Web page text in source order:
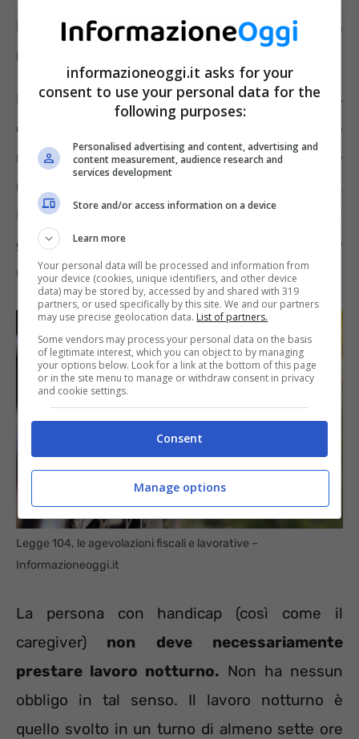
Legge 104, ecco le agevolazioni da
richiedere con comma 1 e comma 3
L’handicap riconosciuto con la Legge 104
comma 1 riguarda sia la patologia invalidante
ma anche le difficoltà sul lavoro e nelle
relazioni sociali connesse alla malattia stessa.
Non avendo il riconoscimento dello stato di
gravità il beneficio richiedibile sul lavoro è
uno solo, ilrifiuto del lavoro notturno.
Legge 104, le agevolazioni fiscali e lavorative –
Informazioneoggi.it
La persona con handicap (così come il
caregiver) non deve necessariamente
prestare lavoro notturno. Non ha nessun
obbligo in tal senso. Il lavoro notturno è
quello svolto in un turno di almeno sette ore
informazioneoggi.it asks for your
consent to use your personal data for the
following purposes:
Personalised advertising and content, advertising and
content measurement, audience research and
services development
Store and/or access information on a device
Learn more
Your personal data will be processed and information from
your device (cookies, unique identifiers, and other device
data) may be stored by, accessed by and shared with 319
partners, or used specifically by this site. We and our partners
may use precise geolocation data. List of partners.
Some vendors may process your personal data on the basis
of legitimate interest, which you can object to by managing
your options below. Look for a link at the bottom of this page
or in the site menu to manage or withdraw consent in privacy
and cookie settings.
Consent
Manage options